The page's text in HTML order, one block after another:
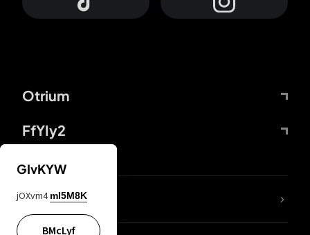
Otrium
FfYIy2
DDcvSo
GIvKYW
jOXvm4 mI5M8K
BMcLyf